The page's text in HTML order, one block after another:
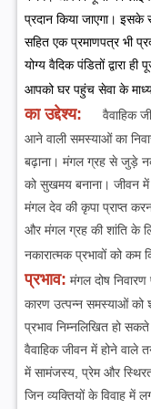
प्रदान किया जाएगा।
सहित एक प्रमाणपत्र भी
योग्य वैदिक पंडितों द्वारा
आपको घर पहुंच सेवा के
का उद्देश्य:
वैवाहिक
आने वाली समस्याओं का
बढ़ाना। मंगल ग्रह से जुड़े
को सुखमय बनाना। जीवन में
मंगल देव की कृपा प्राप्त
और मंगल ग्रह की शांति के
नकारात्मक प्रभावों को कम
प्रभाव: मंगल दोष
कारण उत्पन्न समस्याओं को
प्रभाव निम्नलिखित हो
वैवाहिक जीवन में होने वाले
में सामंजस्य, प्रेम और
जिन व्यक्तियों के विवाह में